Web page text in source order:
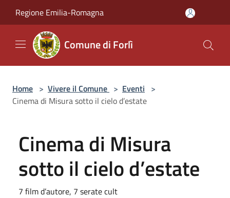
Regione Emilia-Romagna
Comune di Forlì
Home > Vivere il Comune > Eventi >
Cinema di Misura sotto il cielo d’estate
Cinema di Misura
sotto il cielo d’estate
7 film d’autore, 7 serate cult